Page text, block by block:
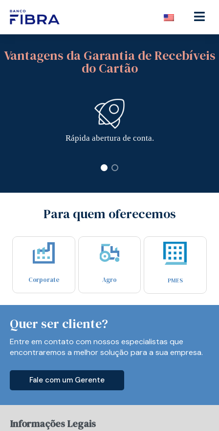
Vantagens da Garantia de Recebíveis
do Cartão
Rápida abertura de conta.
Para quem oferecemos
Corporate Agro PMES
Quer ser cliente?
Entre em contato com nossos especialistas que
encontraremos a melhor solução para a sua empresa.
Fale com um Gerente
Informações Legais